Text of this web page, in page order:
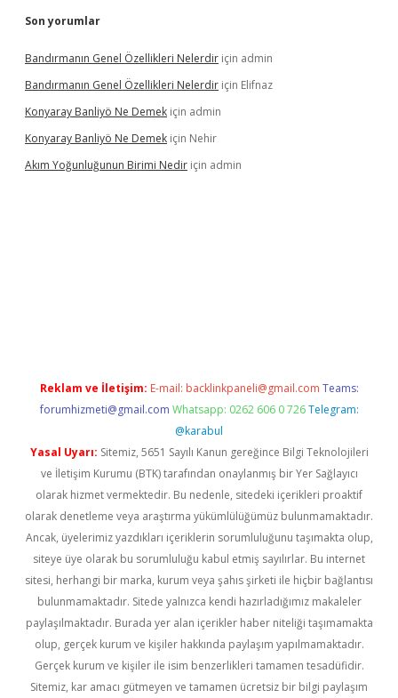
Son yorumlar
Bandırmanın Genel Özellikleri Nelerdir için admin
Bandırmanın Genel Özellikleri Nelerdir için Elifnaz
Konyaray Banliyö Ne Demek için admin
Konyaray Banliyö Ne Demek için Nehir
Akım Yoğunluğunun Birimi Nedir için admin
Reklam ve İletişim: E-mail: backlinkpaneli@gmail.com Teams:
forumhizmeti@gmail.com Whatsapp: 0262 606 0 726 Telegram:
@karabul
Yasal Uyarı: Sitemiz, 5651 Sayılı Kanun gereğince Bilgi Teknolojileri
ve İletişim Kurumu (BTK) tarafından onaylanmış bir Yer Sağlayıcı
olarak hizmet vermektedir. Bu nedenle, sitedeki içerikleri proaktif
olarak denetleme veya araştırma yükümlülüğümüz bulunmamaktadır.
Ancak, üyelerimiz yazdıkları içeriklerin sorumluluğunu taşımakta olup,
siteye üye olarak bu sorumluluğu kabul etmiş sayılırlar. Bu internet
sitesi, herhangi bir marka, kurum veya şahıs şirketi ile hiçbir bağlantısı
bulunmamaktadır. Sitede yalnızca kendi hazırladığımız makaleler
paylaşılmaktadır. Burada yer alan içerikler haber niteliği taşımamakta
olup, gerçek kurum ve kişiler hakkında paylaşım yapılmamaktadır.
Gerçek kurum ve kişiler ile isim benzerlikleri tamamen tesadüfidir.
Sitemiz, kar amacı gütmeyen ve tamamen ücretsiz bir bilgi paylaşım